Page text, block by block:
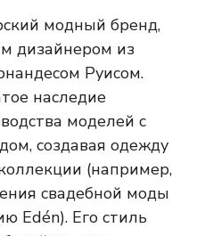
модный бренд,
дизайнером из
Руисом.
наследие
моделей с
создавая одежду
(например,
свадебной моды
Edén). Его стиль